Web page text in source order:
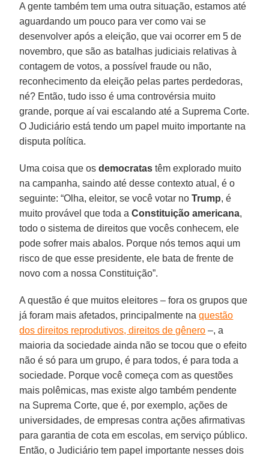
A gente também tem uma outra situação, estamos até
aguardando um pouco para ver como vai se
desenvolver após a eleição, que vai ocorrer em 5 de
novembro, que são as batalhas judiciais relativas à
contagem de votos, a possível fraude ou não,
reconhecimento da eleição pelas partes perdedoras,
né? Então, tudo isso é uma controvérsia muito
grande, porque aí vai escalando até a Suprema Corte.
O Judiciário está tendo um papel muito importante na
disputa política.
Uma coisa que osdemocratas têm explorado muito
na campanha, saindo até desse contexto atual, é o
seguinte: “Olha, eleitor, se você votar noTrump, é
muito provável que toda aConstituição americana,
todo o sistema de direitos que vocês conhecem, ele
pode sofrer mais abalos. Porque nós temos aqui um
risco de que esse presidente, ele bata de frente de
novo com a nossa Constituição”.
A questão é que muitos eleitores – fora os grupos que
já foram mais afetados, principalmente naquestão
dos direitos reprodutivos, direitos de gênero –, a
maioria da sociedade ainda não se tocou que o efeito
não é só para um grupo, é para todos, é para toda a
sociedade. Porque você começa com as questões
mais polêmicas, mas existe algo também pendente
na Suprema Corte, que é, por exemplo, ações de
universidades, de empresas contra ações afirmativas
para garantia de cota em escolas, em serviço público.
Então, o Judiciário tem papel importante nesses dois